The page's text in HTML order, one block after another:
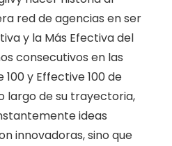
red de agencias en ser
y la Más Efectiva del
consecutivos en las
y Effective 100 de
largo de su trayectoria,
ideas
innovadoras, sino que